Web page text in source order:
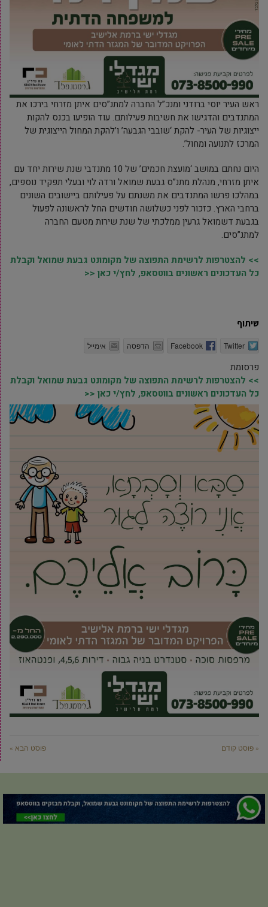
ראש העיר יוסי ברודני ומנכ”ל החברה למתנ”סים איתן מזרחי בירכו את
המתנדבים והדגישו את חשיבות פעילותם. עוד הופיעו בכנס להקות
ייצוגיות של העיר- להקת ‘שובבי הגבעה’ ו’להקת המחול הייצוגית של
המרכז לתנועה ומחול’.
היום נחתם במושב ‘מועצת חכמים’ של 10 מתנדבי שנת שירות יחד עם
איתן מזרחי, מנהלת מתנ”ס גבעת שמואל ורדה לוי ובעלי תפקיד נוספים,
במהלכו פרשו המתנדבים את משנתם על פעילותם ביישובים השונים
ברחבי הארץ. כזכור לפני כשלושה חודשים החל לראשונה לפעול
בגבעת דשמואל גרעין ממלכתי של שנת שירות מטעם החברה
למתנ”סים.
>> להצטרפות לרשימת התפוצה של מקומונט גבעת שמואל וקבלת
כל העדכונים ראשונים בווטסאפ, לחץ/י כאן <<
שיתוף
Twitter
Facebook הדפסה אימייל
פרסומת
>> להצטרפות לרשימת התפוצה של מקומונט גבעת שמואל וקבלת
כל העדכונים ראשונים בווטסאפ, לחץ/י כאן <<
« פוסט קודם פוסט הבא »